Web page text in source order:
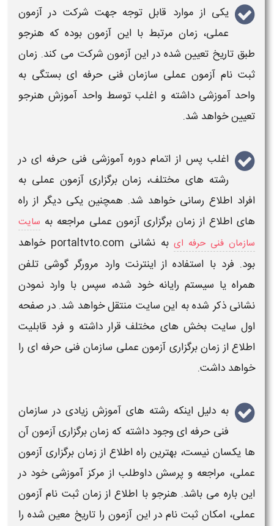
یکی از موارد قابل توجه جهت شرکت درآزمون
عملی، زمان مرتبط با این آزمون بوده که هنرجو
طبق تاریخ تعیین شده در این آزمون شرکت می کند. زمان
ثبت نام آزمون عملی سازمان فنی حرفه ای بستگی به
واحد آموزشی داشته و اغلب توسط واحد آموزش هنرجو
تعیین خواهد شد.
اغلب پس از اتمام دوره آموزشی فنی حرفه ای در
رشته های مختلف، زمان برگزاری آزمون عملی به
افراد اطلاع رسانی خواهد شد. همچنین یکی دیگر از راه
های اطلاع از زمان برگزاری آزمون عملی مراجعه به سایت
سازمان فنی حرفه ای
به نشانی portaltvto.com خواهد
بود. فرد با استفاده از اینترنت وارد مرورگر گوشی تلفن
همراه یا سیستم رایانه خود شده، سپس با وارد نمودن
نشانی ذکر شده به این سایت منتقل خواهد شد. در صفحه
اول سایت بخش های مختلف قرار داشته و فرد قابلیت
اطلاع از زمان برگزاری آزمون عملی سازمان فنی حرفه ای را
خواهد داشت.
به دلیل اینکه رشته های آموزش زیادی در سازمان
فنی حرفه ایوجود داشته که زمان برگزاری آزمونآن
ها یکسان نیست، بهترین راه اطلاع اززمان برگزاری آزمون
عملی، مراجعه و پرسش داوطلب از مرکز آموزشی خود در
این باره می باشد. هنرجو با اطلاع از زمان ثبت نام آزمون
عملی، امکان ثبت نام در این آزمونرا تاریخ معین شده را